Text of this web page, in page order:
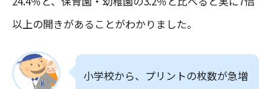
以上の開きがあることがわかりました。
小学校から、プリントの枚数が急増